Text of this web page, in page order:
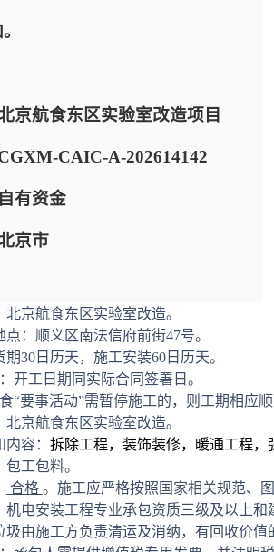
京航食东区实验室改造项目
CAIC-A-202614142
有资金
京市
北京航食东区实验室改造。
点：顺义区南法信府前街47号。
期30日历天，施工安装60日历天。
开工日期同实际合同签署日。
“要事活动”需暂停施工的，则工期相应
北京航食东区实验室改造。
容： 拆除工程， 装饰装修， 暖通工程，
工包料。
合格 。施工应严格按照国家相关规范、
机电安装工程专业承包资质三级及以上和
圾由施工方负责清运及消纳，有回收价